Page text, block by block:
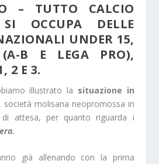
– TUTTO CALCIO
OCCUPA DELLE
UNDER 15,
B E LEGA PRO),
2 E 3.
illustrato la situazione in
, società molisana neopromossa in
attesa, per quanto riguarda i
già allenando con la prima